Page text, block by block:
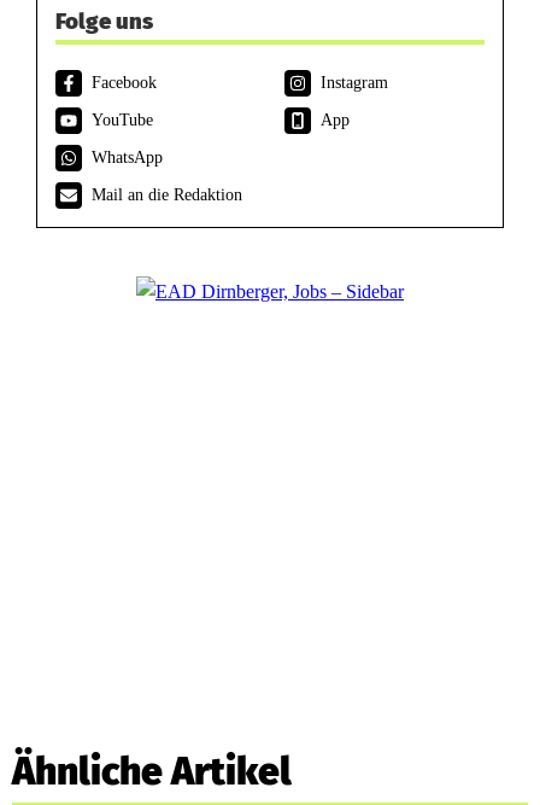
Folge uns
Facebook
Instagram
YouTube
App
WhatsApp
Mail an die Redaktion
Ähnliche Artikel